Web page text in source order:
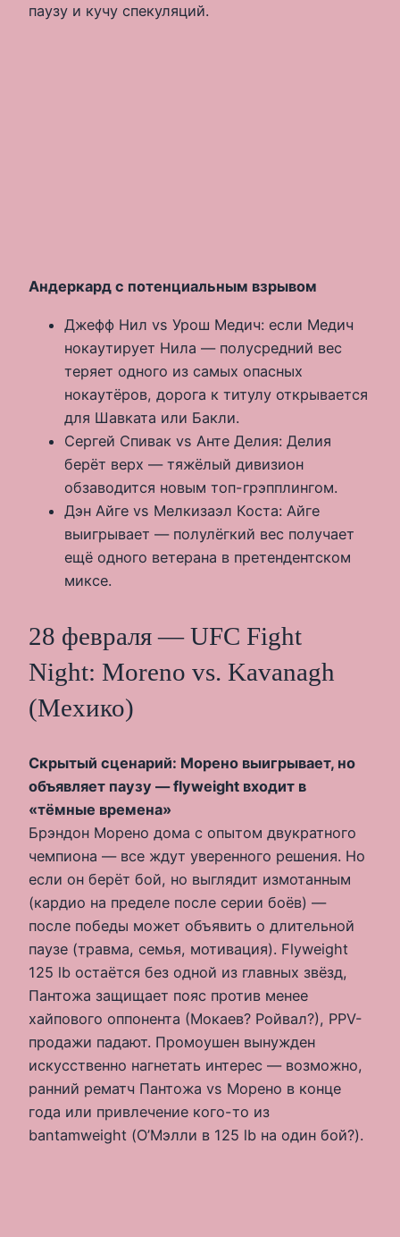
паузу и кучу спекуляций.
Андеркард с потенциальным взрывом
Джефф Нил vs Урош Медич: если Медич
нокаутирует Нила — полусредний вес
теряет одного из самых опасных
нокаутёров, дорога к титулу открывается
для Шавката или Бакли.
Сергей Спивак vs Анте Делия: Делия
берёт верх — тяжёлый дивизион
обзаводится новым топ-грэпплингом.
Дэн Айге vs Мелкизаэл Коста: Айге
выигрывает — полулёгкий вес получает
ещё одного ветерана в претендентском
миксе.
28 февраля — UFC Fight
Night: Moreno vs. Kavanagh
(Мехико)
Скрытый сценарий: Морено выигрывает, но
объявляет паузу — flyweight входит в
«тёмные времена»
Брэндон Морено дома с опытом двукратного
чемпиона — все ждут уверенного решения. Но
если он берёт бой, но выглядит измотанным
(кардио на пределе после серии боёв) —
после победы может объявить о длительной
паузе (травма, семья, мотивация). Flyweight
125 lb остаётся без одной из главных звёзд,
Пантожа защищает пояс против менее
хайпового оппонента (Мокаев? Ройвал?), PPV-
продажи падают. Промоушен вынужден
искусственно нагнетать интерес — возможно,
ранний рематч Пантожа vs Морено в конце
года или привлечение кого-то из
bantamweight (О’Мэлли в 125 lb на один бой?).